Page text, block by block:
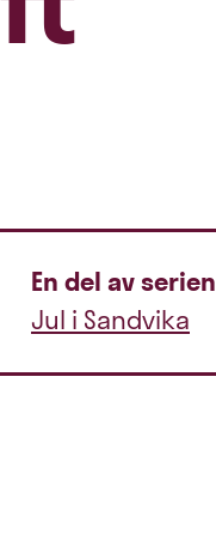
En del av serien
Jul i Sandvika